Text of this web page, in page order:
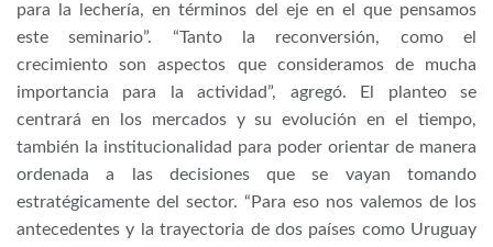
para la lechería, en términos del eje en el que pensamos
este seminario”. “Tanto la reconversión, como el
crecimiento son aspectos que consideramos de mucha
importancia para la actividad”, agregó. El planteo se
centrará en los mercados y su evolución en el tiempo,
también la institucionalidad para poder orientar de manera
ordenada a las decisiones que se vayan tomando
estratégicamente del sector. “Para eso nos valemos de los
antecedentes y la trayectoria de dos países como Uruguay